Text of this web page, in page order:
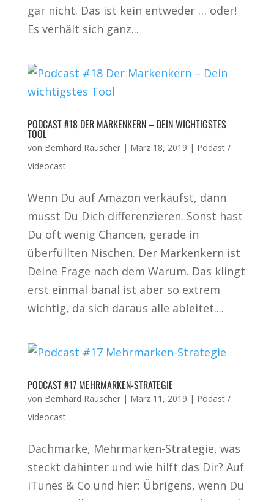
gar nicht. Das ist kein entweder … oder!
Es verhält sich ganz...
PODCAST #18 DER MARKENKERN – DEIN WICHTIGSTES
TOOL
von Bernhard Rauscher| März 18, 2019 | Podast /
Videocast
Wenn Du auf Amazon verkaufst, dann
musst Du Dich differenzieren. Sonst hast
Du oft wenig Chancen, gerade in
überfüllten Nischen. Der Markenkern ist
Deine Frage nach dem Warum. Das klingt
erst einmal banal ist aber so extrem
wichtig, da sich daraus alle ableitet....
PODCAST #17 MEHRMARKEN-STRATEGIE
von Bernhard Rauscher| März 11, 2019 | Podast /
Videocast
Dachmarke, Mehrmarken-Strategie, was
steckt dahinter und wie hilft das Dir? Auf
iTunes & Co und hier: Übrigens, wenn Du